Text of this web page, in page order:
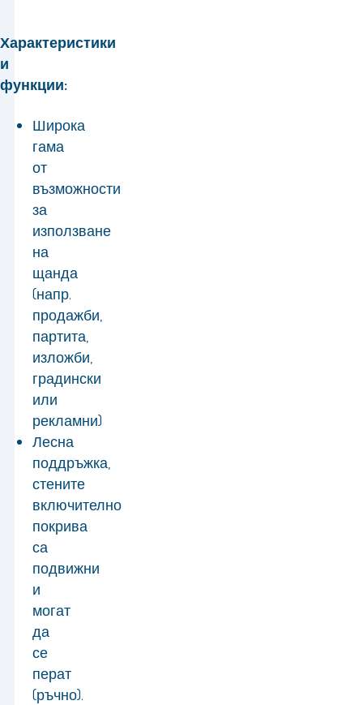
Характеристики
и
функции:
Широка
гама
от
възможности
за
използване
на
щанда
(напр.
продажби,
партита,
изложби,
градински
или
рекламни)
Лесна
поддръжка,
стените
включително
покрива
са
подвижни
и
могат
да
се
перат
(ръчно).